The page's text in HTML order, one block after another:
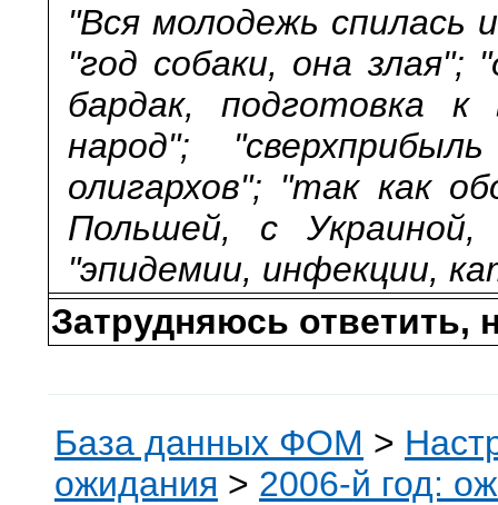
"Вся молодежь спилась
"год собаки, она
бардак, подготовка к
народ";
олигархов"; "так как
Польшей, с
"эпидемии, инфекции,
Затрудняюсь ответить,
База данных ФОМ >
ожидания > 2006-й год: